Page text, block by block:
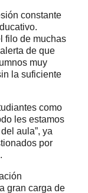
constante
filo de muchas
de que
muy
la suficiente
como
les estamos
aula”, ya
por
gran carga de